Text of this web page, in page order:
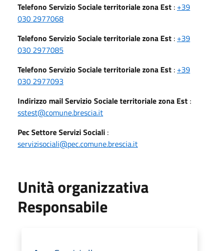
Telefono Servizio Sociale territoriale zona Est : +39
030 2977068
Telefono Servizio Sociale territoriale zona Est : +39
030 2977085
Telefono Servizio Sociale territoriale zona Est : +39
030 2977093
Indirizzo mail Servizio Sociale territoriale zona Est :
sstest@comune.brescia.it
Pec Settore Servizi Sociali :
servizisociali@pec.comune.brescia.it
Unità organizzativa
Responsabile